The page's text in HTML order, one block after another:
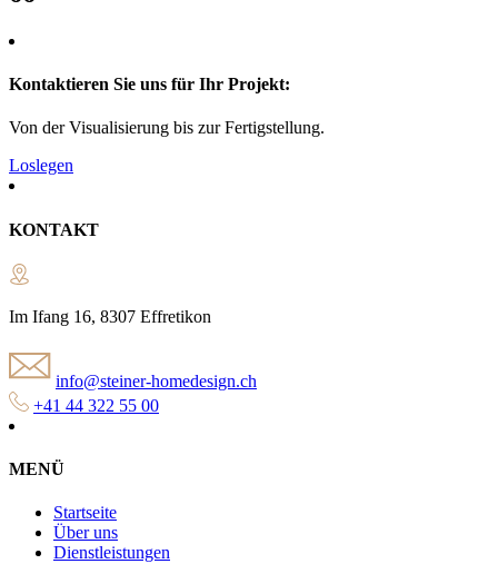
Kontaktieren Sie uns für Ihr Projekt:
Von der Visualisierung bis zur Fertigstellung.
Loslegen
KONTAKT
Im Ifang 16, 8307 Effretikon
info@steiner-homedesign.ch
+41 44 322 55 00
MENÜ
Startseite
Über uns
Dienstleistungen